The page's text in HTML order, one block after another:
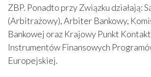
ZBP. Ponadto przy Związku działają:
(Arbitrażowy), Arbiter Bankowy,
Bankowej oraz Krajowy Punkt
Instrumentów Finansowych
Europejskiej.